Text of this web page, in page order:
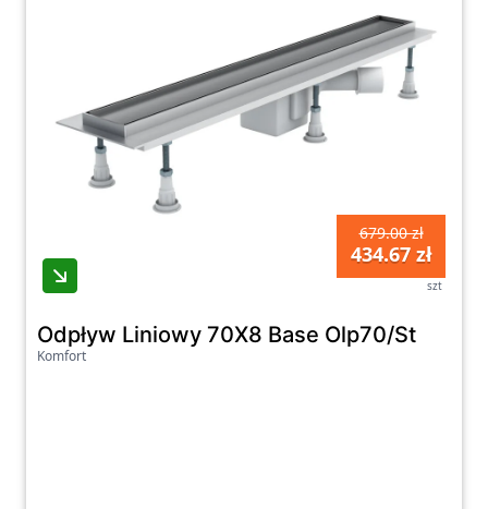
679.00 zł
434.67 zł
szt
Odpływ Liniowy 70X8 Base Olp70/St
Komfort